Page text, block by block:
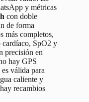
y métricas
con doble
de forma
más completos,
cardíaco, SpO2 y
precisión en
hay GPS
es válida para
caliente y
recambios